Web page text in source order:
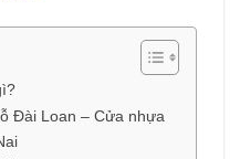
Đài Loan – Cửa nhựa